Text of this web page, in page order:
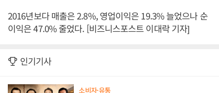
2016년보다 매출은 2.8%, 영업이익은 19.3% 늘었으나 순
이익은 47.0% 줄었다. [비즈니스포스트 이대락 기자]
인기기사
소비자·유통